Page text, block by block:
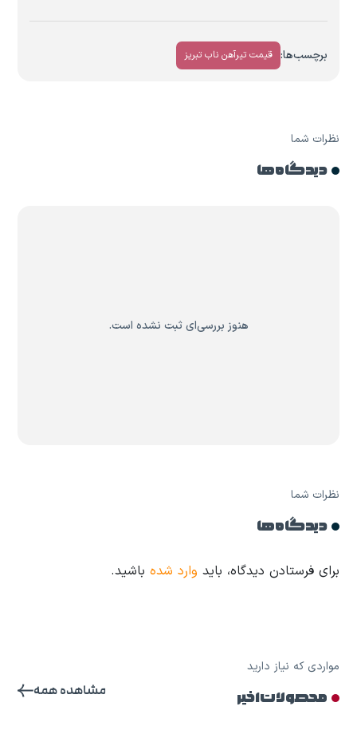
برچسب‌ها: قیمت تیرآهن ناب تبریز
نظرات شما
دیدگاه ها
هنوز بررسی‌ای ثبت نشده است.
نظرات شما
دیدگاه ها
برای فرستادن دیدگاه، باید وارد شده باشید.
مواردی که نیاز دارید
محصولات اخیر مشاهده همه